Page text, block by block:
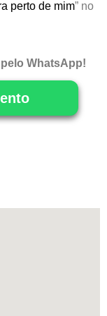
perto de mim” no
WhatsApp!